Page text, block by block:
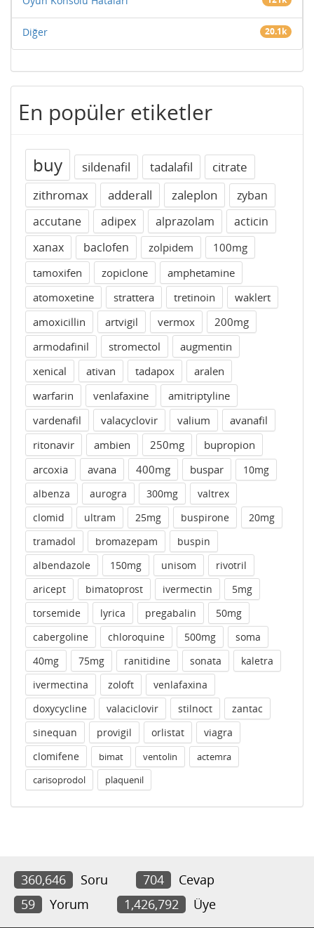
Diğer 20.1k
En popüler etiketler
buy sildenafil tadalafil
citrate
zithromax
adderall zaleplon
zyban
accutane
adipex alprazolam
acticin
xanax
baclofen zolpidem
100mg
tamoxifen
zopiclone
amphetamine
atomoxetine
strattera tretinoin
waklert
amoxicillin
artvigil vermox
200mg
armodafinil
stromectol
augmentin
xenical
ativan tadapox
aralen
warfarin
venlafaxine
amitriptyline
vardenafil
valacyclovir valium
avanafil
ritonavir
ambien 250mg
bupropion
arcoxia
avana 400mg buspar
10mg
albenza
aurogra 300mg
valtrex
clomid
ultram 25mg buspirone
20mg
tramadol
bromazepam
buspin
albendazole
150mg unisom
rivotril
aricept
bimatoprost ivermectin
5mg
torsemide
lyrica pregabalin
50mg
cabergoline
chloroquine 500mg
soma
40mg
75mg ranitidine sonata
kaletra
ivermectina
zoloft
venlafaxina
doxycycline
valaciclovir stilnoct
zantac
sinequan
provigil orlistat
viagra
clomifene
bimat ventolin
actemra
carisoprodol
plaquenil
360,646 Soru 704
Cevap
59
Yorum 1,426,792 Üye